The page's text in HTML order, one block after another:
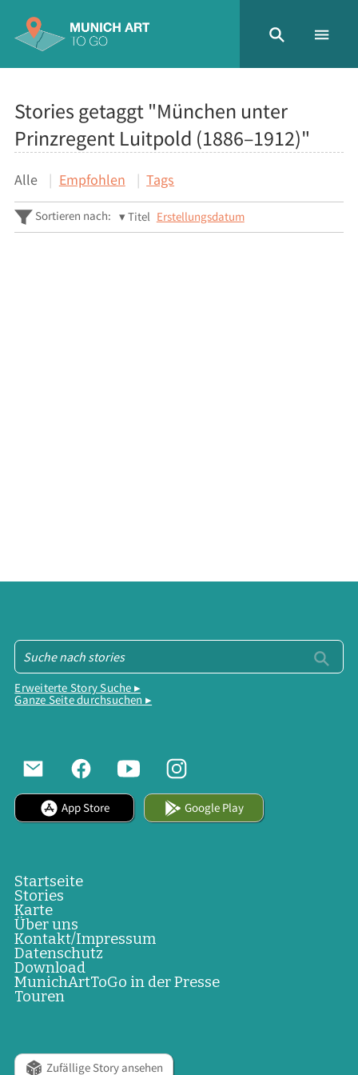
Stories getaggt "München unter
Prinzregent Luitpold (1886–1912)"
Alle Empfohlen Tags
Sortieren nach: Titel Erstellungsdatum
Erweiterte Story Suche ▸
Ganze Seite durchsuchen ▸
App Store Google Play
Startseite
Stories
Karte
Über uns
Kontakt/Impressum
Datenschutz
Download
MunichArtToGo in der Presse
Touren
Zufällige Story ansehen